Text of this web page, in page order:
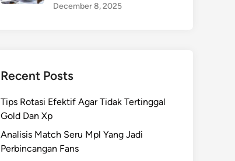
December 8, 2025
Recent Posts
Tips Rotasi Efektif Agar Tidak Tertinggal
Gold Dan Xp
Analisis Match Seru Mpl Yang Jadi
Perbincangan Fans